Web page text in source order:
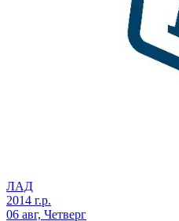
ЛАД
2014 г.р.
06 авг, Четверг